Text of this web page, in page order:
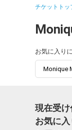
チケットトッ
お気に入り
Monique
現在受
お気に